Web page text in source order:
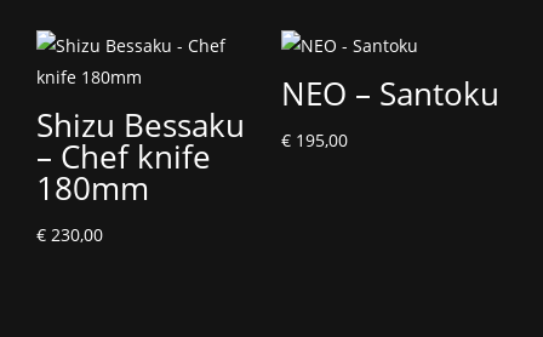
Shizu Bessaku
– Chef knife
180mm
€ 230,00
NEO – Santoku
€195,00